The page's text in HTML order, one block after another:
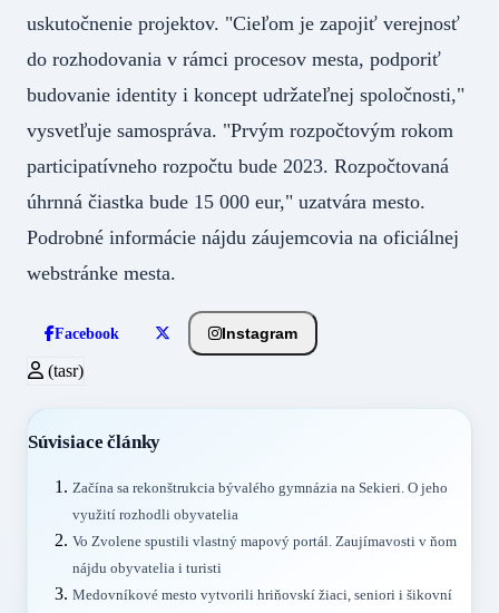
uskutočnenie projektov. "Cieľom je zapojiť verejnosť
do rozhodovania v rámci procesov mesta, podporiť
budovanie identity i koncept udržateľnej spoločnosti,"
vysvetľuje samospráva. "Prvým rozpočtovým rokom
participatívneho rozpočtu bude 2023. Rozpočtovaná
úhrnná čiastka bude 15 000 eur," uzatvára mesto.
Podrobné informácie nájdu záujemcovia na oficiálnej
webstránke mesta.
Facebook Instagram
(tasr)
Súvisiace články
Začína sa rekonštrukcia bývalého gymnázia na Sekieri. O jeho
využití rozhodli obyvatelia
Vo Zvolene spustili vlastný mapový portál. Zaujímavosti v ňom
nájdu obyvatelia i turisti
Medovníkové mesto vytvorili hriňovskí žiaci, seniori i šikovní